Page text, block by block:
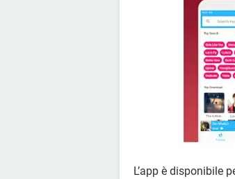
L’app è disponibile